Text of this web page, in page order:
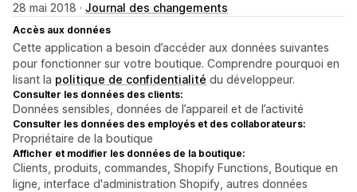
28 mai 2018 · Journal des changements
Accès aux données
Cette application a besoin d’accéder aux données suivantes
pour fonctionner sur votre boutique. Comprendre pourquoi en
lisant la politique de confidentialité du développeur.
Consulter les données des clients:
Données sensibles, données de l’appareil et de l’activité
Consulter les données des employés et des collaborateurs:
Propriétaire de la boutique
Afficher et modifier les données de la boutique:
Clients, produits, commandes, Shopify Functions, Boutique en
ligne, interface d'administration Shopify, autres données